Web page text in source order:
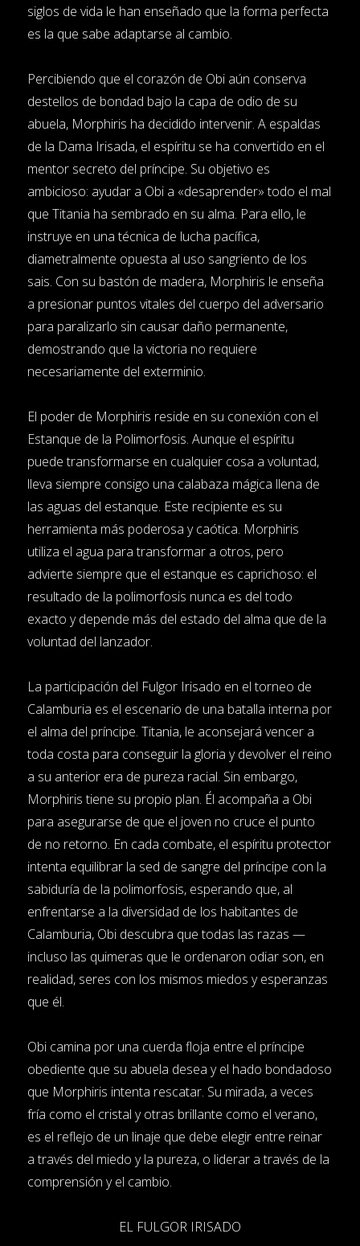
siglos de vida le han enseñado que la forma perfecta
es la que sabe adaptarse al cambio.
Percibiendo que el corazón de Obi aún conserva
destellos de bondad bajo la capa de odio de su
abuela, Morphiris ha decidido intervenir. A espaldas
de la Dama Irisada, el espíritu se ha convertido en el
mentor secreto del príncipe. Su objetivo es
ambicioso: ayudar a Obi a «desaprender» todo el mal
que Titania ha sembrado en su alma. Para ello, le
instruye en una técnica de lucha pacífica,
diametralmente opuesta al uso sangriento de los
sais. Con su bastón de madera, Morphiris le enseña
a presionar puntos vitales del cuerpo del adversario
para paralizarlo sin causar daño permanente,
demostrando que la victoria no requiere
necesariamente del exterminio.
El poder de Morphiris reside en su conexión con el
Estanque de la Polimorfosis. Aunque el espíritu
puede transformarse en cualquier cosa a voluntad,
lleva siempre consigo una calabaza mágica llena de
las aguas del estanque. Este recipiente es su
herramienta más poderosa y caótica. Morphiris
utiliza el agua para transformar a otros, pero
advierte siempre que el estanque es caprichoso: el
resultado de la polimorfosis nunca es del todo
exacto y depende más del estado del alma que de la
voluntad del lanzador.
La participación del Fulgor Irisado en el torneo de
Calamburia es el escenario de una batalla interna por
el alma del príncipe. Titania, le aconsejará vencer a
toda costa para conseguir la gloria y devolver el reino
a su anterior era de pureza racial. Sin embargo,
Morphiris tiene su propio plan. Él acompaña a Obi
para asegurarse de que el joven no cruce el punto
de no retorno. En cada combate, el espíritu protector
intenta equilibrar la sed de sangre del príncipe con la
sabiduría de la polimorfosis, esperando que, al
enfrentarse a la diversidad de los habitantes de
Calamburia, Obi descubra que todas las razas —
incluso las quimeras que le ordenaron odiar son, en
realidad, seres con los mismos miedos y esperanzas
que él.
Obi camina por una cuerda floja entre el príncipe
obediente que su abuela desea y el hado bondadoso
que Morphiris intenta rescatar. Su mirada, a veces
fría como el cristal y otras brillante como el verano,
es el reflejo de un linaje que debe elegir entre reinar
a través del miedo y la pureza, o liderar a través de la
comprensión y el cambio.
EL FULGOR IRISADO